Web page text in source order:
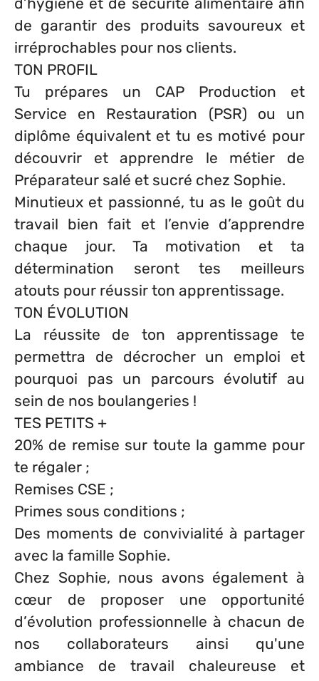
de garantir des produits savoureux et
irréprochables pour nos clients.
TON PROFIL
Tu prépares un CAP Production et
Service en Restauration (PSR) ou un
diplôme équivalent et tu es motivé pour
découvrir et apprendre le métier de
Préparateur salé et sucré chez Sophie.
Minutieux et passionné, tu as le goût du
travail bien fait et l’envie d’apprendre
chaque jour. Ta motivation et ta
détermination seront tes meilleurs
atouts pour réussir ton apprentissage.
TON ÉVOLUTION
La réussite de ton apprentissage te
permettra de décrocher un emploi et
pourquoi pas un parcours évolutif au
sein de nos boulangeries !
TES PETITS +
20% de remise sur toute la gamme pour
te régaler ;
Remises CSE ;
Primes sous conditions ;
Des moments de convivialité à partager
avec la famille Sophie.
Chez Sophie, nous avons également à
cœur de proposer une opportunité
d’évolution professionnelle à chacun de
nos collaborateurs ainsi qu'une
ambiance de travail chaleureuse et